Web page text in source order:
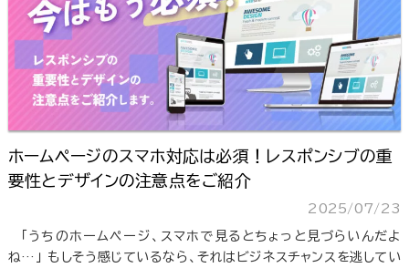
ホームページのスマホ対応は必須！レスポンシブの重
要性とデザインの注意点をご紹介
2025/07/23
「うちのホームページ、スマホで見るとちょっと見づらいんだよ
ね…」 もしそう感じているなら、それはビジネスチャンスを逃してい